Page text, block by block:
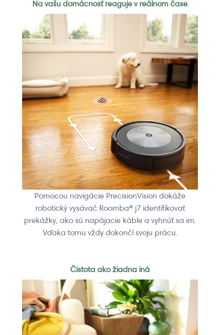
Na vašu domácnosť reaguje v reálnom čase
Pomocou navigácie PrecisionVision dokáže
robotický vysávač Roomba® j7 identifikovať
prekážky, ako sú napájacie káble a vyhnúť sa im.
Vďaka tomu vždy dokončí svoju prácu.
Čistota ako žiadna iná